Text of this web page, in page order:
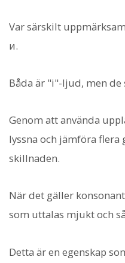
Var särskilt
и.
Båda är "i"-ljud, men
Genom att använda
lyssna och jämföra
skillnaden.
När det gäller
som uttalas mjukt och
Detta är en egenskap